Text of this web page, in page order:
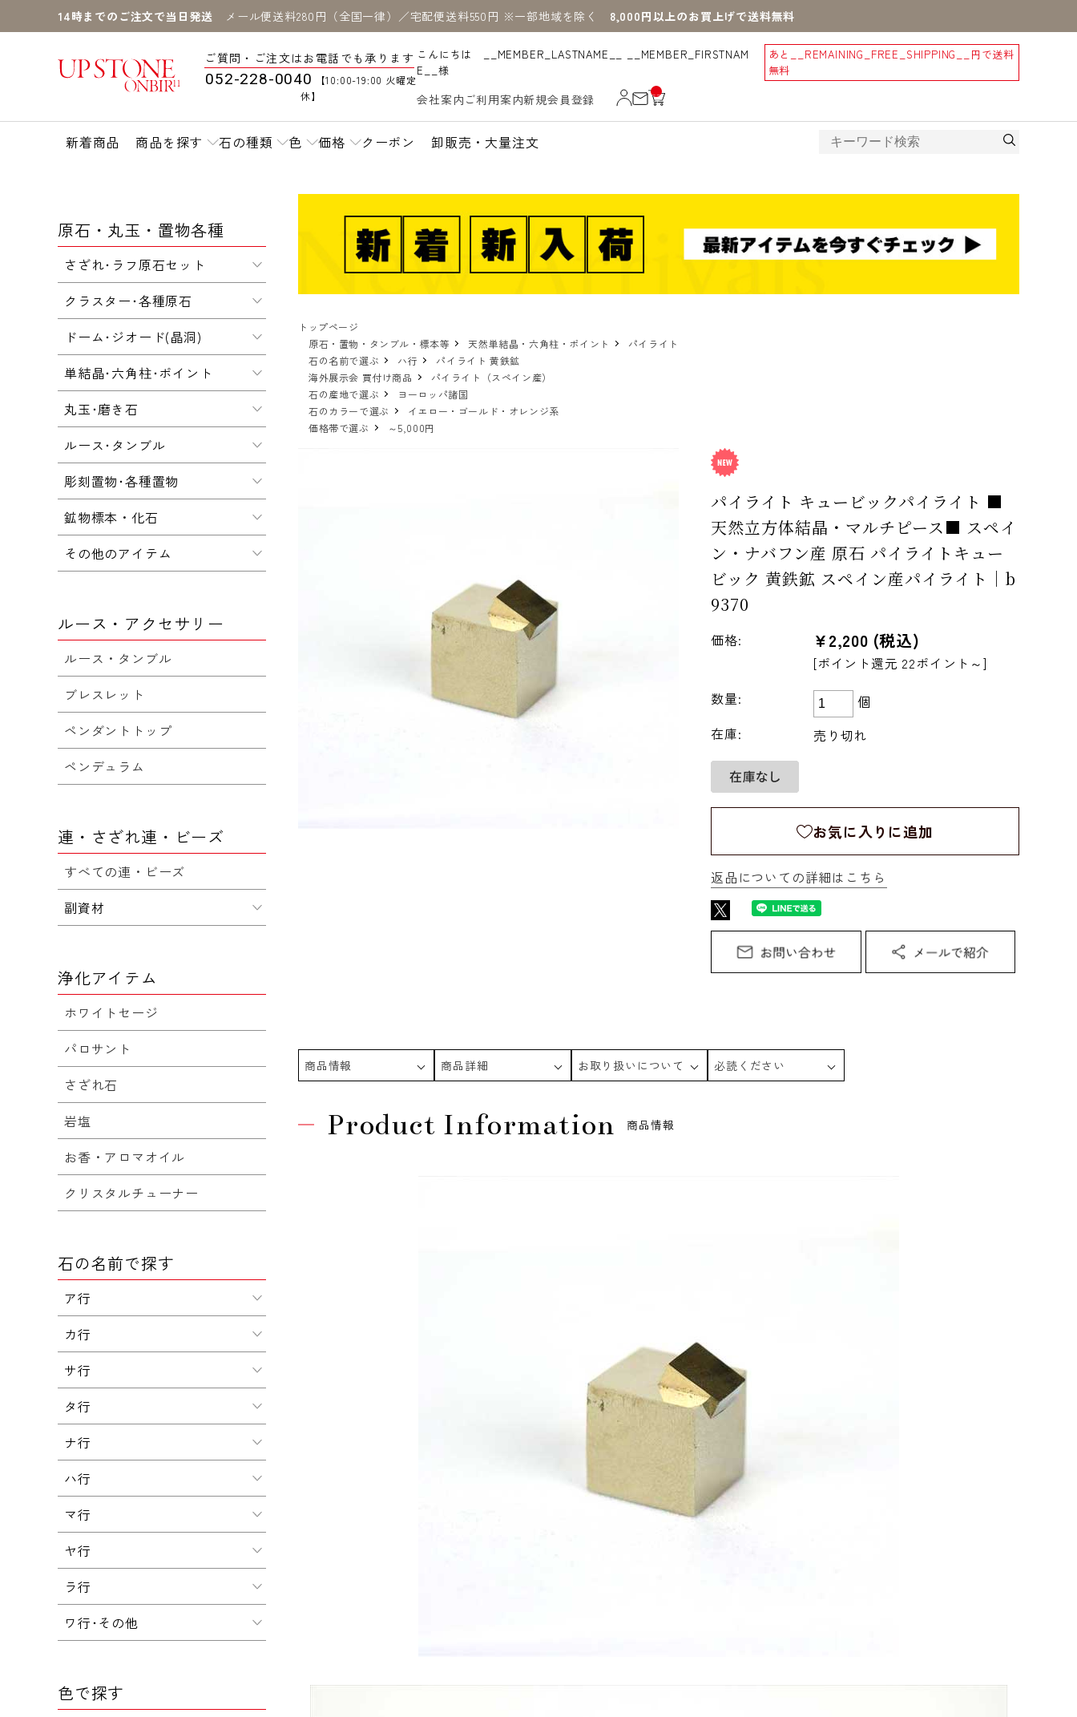
14時までのご注文で当日発送 メール便送料280円（全国一律）／宅配便送料550円 ※一部地域を除く 8,000円以上のお買上げで送料無料
ご質問・ご注文はお電話でも承ります
052-228-0040
【10:00-19:00 火曜定
休】
こんにちは __MEMBER_LASTNAME__ __MEMBER_FIRSTNAM
E__様
あと __REMAINING_FREE_SHIPPING__
円で送料
無料
会社案内 ご利用案内新規会員登録
__
IT
_C
新着商品 商品を探す 石の種類 色 価格 クーポン 卸販売・大量注文
トップページ
原石・置物・タンブル・標本等
天然単結晶・六角柱・ポイント
パイライト
石の名前で選ぶ
ハ行
パイライト 黄鉄鉱
海外展示会 買付け商品
パイライト（スペイン産）
石の産地で選ぶ
ヨーロッパ諸国
石のカラーで選ぶ
イエロー・ゴールド・オレンジ系
価格帯で選ぶ
～5,000円
パイライト キュービックパイライト ■
天然立方体結晶・マルチピース■ スペイ
ン・ナバフン産 原石 パイライトキュー
ビック 黄鉄鉱 スペイン産パイライト｜b
9370
価格: ¥2,200 (税込)
[ポイント還元 22ポイント～]
数量:
個
在庫:
売り切れ
お気に入りに追加
返品についての詳細はこちら
商品情報 商品詳細 お取り扱いについて 必読ください
Product Information 商品情報
原石・丸玉・置物各種
さざれ･ラフ原石セット
クラスター･各種原石
ドーム･ジオード(晶洞)
単結晶･六角柱･ポイント
丸玉･磨き石
ルース･タンブル
彫刻置物･各種置物
鉱物標本・化石
その他のアイテム
ルース・アクセサリー
ルース・タンブル
ブレスレット
ペンダントトップ
ペンデュラム
連・さざれ連・ビーズ
すべての連・ビーズ
副資材
浄化アイテム
ホワイトセージ
パロサント
さざれ石
岩塩
お香・アロマオイル
クリスタルチューナー
石の名前で探す
ア行
カ行
サ行
タ行
ナ行
ハ行
マ行
ヤ行
ラ行
ワ行･その他
色で探す